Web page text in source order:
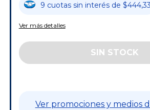
9 cuotas sin interés de $444,33
Ver más detalles
Ver promociones y medios